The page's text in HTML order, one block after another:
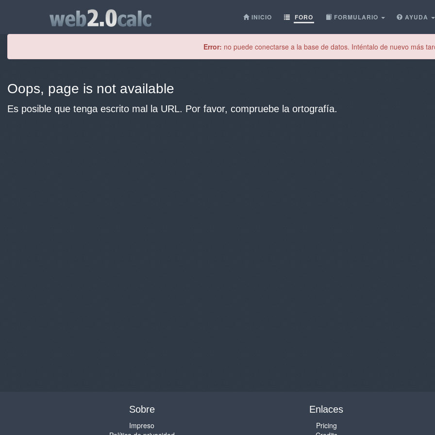
INICIO FORO FORMULARIO AYUDA
Error: no puede conectarse a la base de datos. Inténtalo de nuevo más
Oops, page is not available
Es posible que tenga escrito mal la URL. Por favor, compruebe la ortografía.
Sobre
Impreso
Enlaces
Pricing